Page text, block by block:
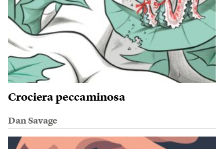
Crociera peccaminosa
Dan Savage